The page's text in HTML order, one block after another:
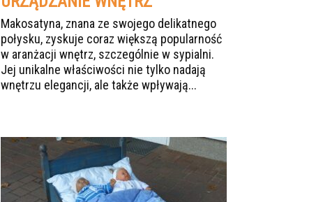
Makosatyna, znana ze swojego delikatnego
połysku, zyskuje coraz większą popularność
w aranżacji wnętrz, szczególnie w sypialni.
Jej unikalne właściwości nie tylko nadają
wnętrzu elegancji, ale także wpływają...